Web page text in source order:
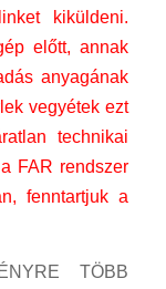
kiküldeni.
előtt, annak
anyagának
vegyétek ezt
technikai
FAR rendszer
fenntartjuk a
TÖBB